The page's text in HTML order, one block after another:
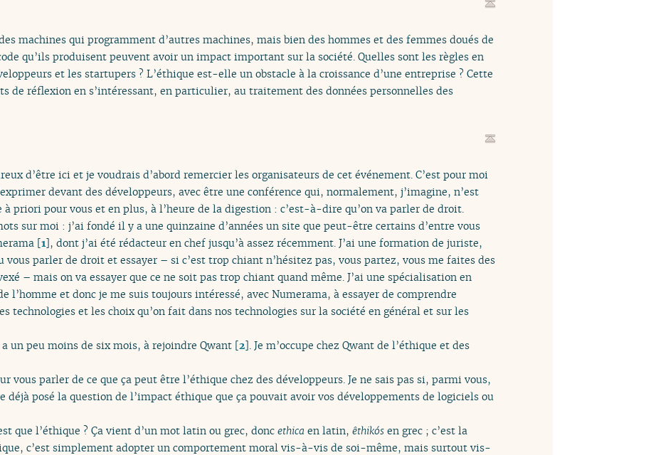
machines qui programment d’autres machines, mais bien des hommes et des femmes doués de
qu’ils produisent peuvent avoir un impact important sur la société. Quelles sont les règles en
et les startupers ? L’éthique est-elle un obstacle à la croissance d’une entreprise ? Cette
de réflexion en s’intéressant, en particulier, au traitement des données personnelles des
d’être ici et je voudrais d’abord remercier les organisateurs de cet événement. C’est pour moi
devant des développeurs, avec être une conférence qui, normalement, j’imagine, n’est
priori pour vous et en plus, à l’heure de la digestion : c’est-à-dire qu’on va parler de droit.
sur moi : j’ai fondé il y a une quinzaine d’années un site que peut-être certains d’entre vous
[1], dont j’ai été rédacteur en chef jusqu’à assez récemment. J’ai une formation de juriste,
vous parler de droit et essayer – si c’est trop chiant n’hésitez pas, vous partez, vous me faites des
– mais on va essayer que ce ne soit pas trop chiant quand même. J’ai une spécialisation en
et donc je me suis toujours intéressé, avec Numerama, à essayer de comprendre
technologies et les choix qu’on fait dans nos technologies sur la société en général et sur les
un peu moins de six mois, à rejoindre Qwant [2] . Je m’occupe chez Qwant de l’éthique et des
vous parler de ce que ça peut être l’éthique chez des développeurs. Je ne sais pas si, parmi vous,
déjà posé la question de l’impact éthique que ça pouvait avoir vos développements de logiciels ou
que l’éthique ? Ça vient d’un mot latin ou grec, donc ethica en latin, êthikós en grec ; c’est la
c’est simplement adopter un comportement moral vis-à-vis de soi-même, mais surtout vis-